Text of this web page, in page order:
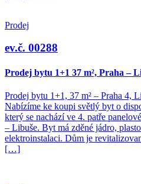
Prodej
ev.č. 00288
Prodej bytu 1+1 37 m², Praha –
Prodej bytu 1+1, 37 m² – Praha 4,
Nabízíme ke koupi světlý byt o
který se nachází ve 4. patře
– Libuše. Byt má zděné jádro,
elektroinstalaci. Dům je
[…]